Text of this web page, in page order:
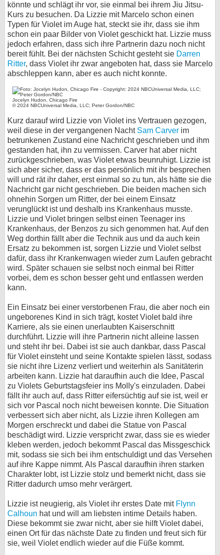
könnte und schlägt ihr vor, sie einmal bei ihrem Jiu Jitsu-
Kurs zu besuchen. Da Lizzie mit Marcelo schon einen
Typen für Violet im Auge hat, steckt sie ihr, dass sie ihm
schon ein paar Bilder von Violet geschickt hat. Lizzie muss
jedoch erfahren, dass sich ihre Partnerin dazu noch nicht
bereit fühlt. Bei der nächsten Schicht gesteht sie Darren
Ritter, dass Violet ihr zwar angeboten hat, dass sie Marcelo
abschleppen kann, aber es auch nicht konnte.
Jocelyn Hudon, Chicago Fire
© 2024 NBCUniversal Media, LLC; Peter Gordon/NBC
Kurz darauf wird Lizzie von Violet ins Vertrauen gezogen,
weil diese in der vergangenen Nacht Sam Carver im
betrunkenen Zustand eine Nachricht geschrieben und ihm
gestanden hat, ihn zu vermissen. Carver hat aber nicht
zurückgeschrieben, was Violet etwas beunruhigt. Lizzie ist
sich aber sicher, dass er das persönlich mit ihr besprechen
will und rät ihr daher, erst einmal so zu tun, als hätte sie die
Nachricht gar nicht geschrieben. Die beiden machen sich
ohnehin Sorgen um Ritter, der bei einem Einsatz
verunglückt ist und deshalb ins Krankenhaus musste.
Lizzie und Violet bringen selbst einen Teenager ins
Krankenhaus, der Benzos zu sich genommen hat. Auf den
Weg dorthin fällt aber die Technik aus und da auch kein
Ersatz zu bekommen ist, sorgen Lizzie und Violet selbst
dafür, dass ihr Krankenwagen wieder zum Laufen gebracht
wird. Später schauen sie selbst noch einmal bei Ritter
vorbei, dem es schon besser geht und entlassen werden
kann.
Ein Einsatz bei einer verstorbenen Frau, die aber noch ein
ungeborenes Kind in sich trägt, kostet Violet bald ihre
Karriere, als sie einen unerlaubten Kaiserschnitt
durchführt. Lizzie will ihre Partnerin nicht alleine lassen
und steht ihr bei. Dabei ist sie auch dankbar, dass Pascal
für Violet einsteht und seine Kontakte spielen lässt, sodass
sie nicht ihre Lizenz verliert und weiterhin als Sanitäterin
arbeiten kann. Lizzie hat daraufhin auch die Idee, Pascal
zu Violets Geburtstagsfeier ins Molly's einzuladen. Dabei
fällt ihr auch auf, dass Ritter eifersüchtig auf sie ist, weil er
sich vor Pascal noch nicht beweisen konnte. Die Situation
verbessert sich aber nicht, als Lizzie ihren Kollegen am
Morgen erschreckt und dabei die Statue von Pascal
beschädigt wird. Lizzie verspricht zwar, dass sie es wieder
kleben werden, jedoch bekommt Pascal das Missgeschick
mit, sodass sie sich bei ihm entschuldigt und das Versehen
auf ihre Kappe nimmt. Als Pascal daraufhin ihren starken
Charakter lobt, ist Lizzie stolz und bemerkt nicht, dass sie
Ritter dadurch umso mehr verärgert.
Lizzie ist neugierig, als Violet ihr erstes Date mit Flynn
Calhoun hat und will am liebsten intime Details haben.
Diese bekommt sie zwar nicht, aber sie hilft Violet dabei,
einen Ort für das nächste Date zu finden und freut sich für
sie, weil Violet endlich wieder auf die Füße kommt.
Desktop-Ansicht
myFanbase